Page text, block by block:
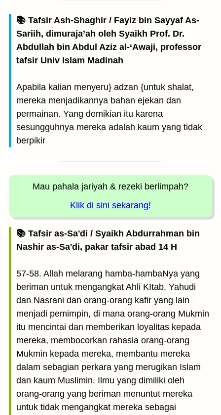
📚 Tafsir Ash-Shaghir / Fayiz bin Sayyaf As-
Sariih, dimuraja’ah oleh Syaikh Prof. Dr.
Abdullah bin Abdul Aziz al-‘Awaji, professor
tafsir Univ Islam Madinah
Apabila kalian menyeru} adzan {untuk shalat,
mereka menjadikannya bahan ejekan dan
permainan. Yang demikian itu karena
sesungguhnya mereka adalah kaum yang tidak
berpikir
Mau pahala jariyah & rezeki berlimpah?
Klik di sini sekarang!
📚 Tafsir as-Sa'di / Syaikh Abdurrahman bin
Nashir as-Sa'di, pakar tafsir abad 14 H
57-58. Allah melarang hamba-hambaNya yang
beriman untuk mengangkat Ahli KItab, Yahudi
dan Nasrani dan orang-orang kafir yang lain
menjadi pemimpin, di mana orang-orang Mukmin
itu mencintai dan memberikan loyalitas kepada
mereka, membocorkan rahasia orang-orang
Mukmin kepada mereka, membantu mereka
dalam sebagian perkara yang merugikan Islam
dan kaum Muslimin. Ilmu yang dimiliki oleh
orang-orang yang beriman menuntut mereka
untuk tidak mengangkat mereka sebagai